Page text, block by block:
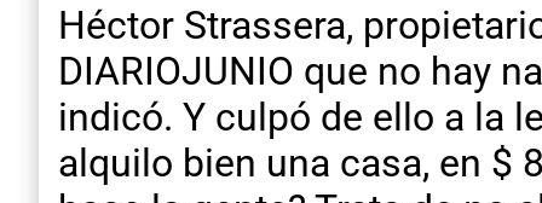
Héctor Strassera,
DIARIOJUNIO que no hay
indicó. Y culpó de ello a la
alquilo bien una casa, en $